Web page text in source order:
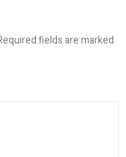
fields are marked